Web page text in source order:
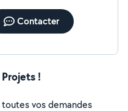
Contacter
!
vos demandes